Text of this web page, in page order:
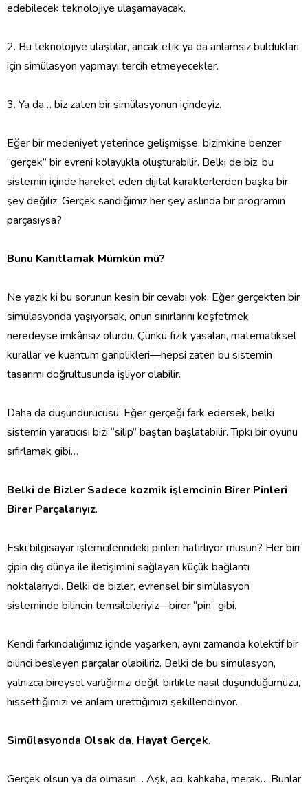
edebilecek teknolojiye ulaşamayacak.
‎2. Bu teknolojiye ulaştılar, ancak etik ya da anlamsız buldukları
için simülasyon yapmayı tercih etmeyecekler.
‎3. Ya da… biz zaten bir simülasyonun içindeyiz.
‎Eğer bir medeniyet yeterince gelişmişse, bizimkine benzer
“gerçek” bir evreni kolaylıkla oluşturabilir. Belki de biz, bu
sistemin içinde hareket eden dijital karakterlerden başka bir
şey değiliz. Gerçek sandığımız her şey aslında bir programın
parçasıysa?
‎Bunu Kanıtlamak Mümkün mü?
‎Ne yazık ki bu sorunun kesin bir cevabı yok. Eğer gerçekten bir
simülasyonda yaşıyorsak, onun sınırlarını keşfetmek
neredeyse imkânsız olurdu. Çünkü fizik yasaları, matematiksel
kurallar ve kuantum gariplikleri—hepsi zaten bu sistemin
tasarımı doğrultusunda işliyor olabilir.
‎Daha da düşündürücüsü: Eğer gerçeği fark edersek, belki
sistemin yaratıcısı bizi “silip” baştan başlatabilir. Tıpkı bir oyunu
sıfırlamak gibi…
‎Belki de Bizler Sadece kozmik işlemcinin Birer Pinleri
Birer Parçalarıyız.
‎Eski bilgisayar işlemcilerindeki pinleri hatırlıyor musun? Her biri
çipin dış dünya ile iletişimini sağlayan küçük bağlantı
noktalarıydı. Belki de bizler, evrensel bir simülasyon
sisteminde bilincin temsilcileriyiz—birer “pin” gibi.
‎Kendi farkındalığımız içinde yaşarken, aynı zamanda kolektif bir
bilinci besleyen parçalar olabiliriz. Belki de bu simülasyon,
yalnızca bireysel varlığımızı değil, birlikte nasıl düşündüğümüzü,
hissettiğimizi ve anlam ürettiğimizi şekillendiriyor.
Simülasyonda Olsak da, Hayat Gerçek.
‎Gerçek olsun ya da olmasın… Aşk, acı, kahkaha, merak… Bunlar